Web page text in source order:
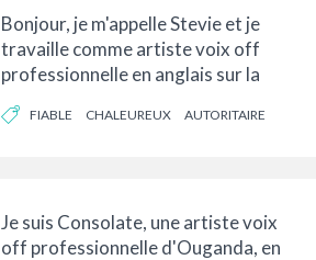
Bonjour, je m'appelle Stevie et je
travaille comme artiste voix off
professionnelle en anglais sur la
FIABLE CHALEUREUX AUTORITAIRE
Je suis Consolate, une artiste voix
off professionnelle d'Ouganda, en